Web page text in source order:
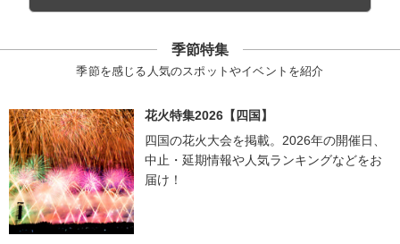
季節特集
季節を感じる人気のスポットやイベントを紹介
花火特集2026【四国】
四国の花火大会を掲載。2026年の開催日、
中止・延期情報や人気ランキングなどをお
届け！